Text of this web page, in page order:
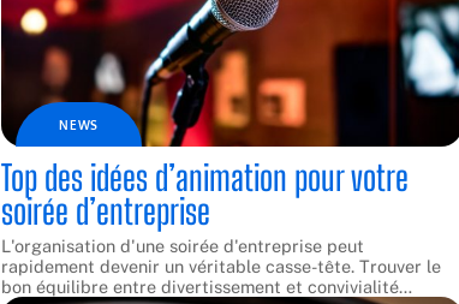
NEWS
Top des idées d’animation pour votre
soirée d’entreprise
L'organisation d'une soirée d'entreprise peut
rapidement devenir un véritable casse-tête. Trouver le
bon équilibre entre divertissement et convivialité…